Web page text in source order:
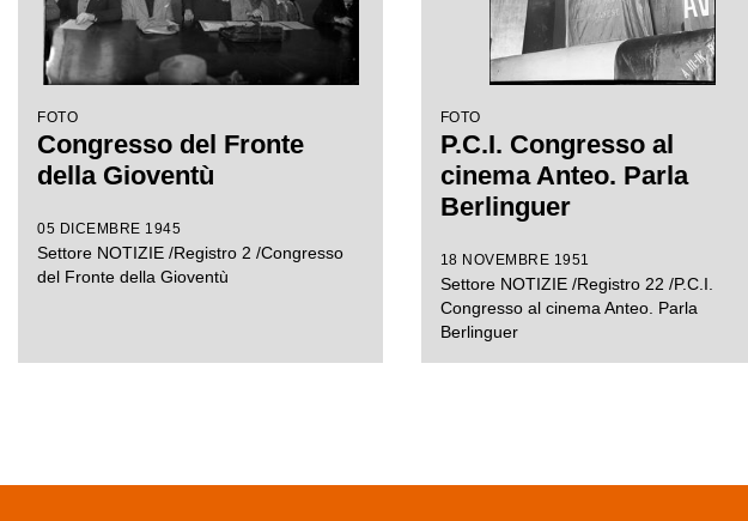
FOTO
Congresso del Fronte
della Gioventù
05 DICEMBRE 1945
Settore NOTIZIE /Registro 2 /Congresso
del Fronte della Gioventù
FOTO
P.C.I. Congresso al
cinema Anteo. Parla
Berlinguer
18 NOVEMBRE 1951
Settore NOTIZIE /Registro 22 /P.C.I.
Congresso al cinema Anteo. Parla
Berlinguer